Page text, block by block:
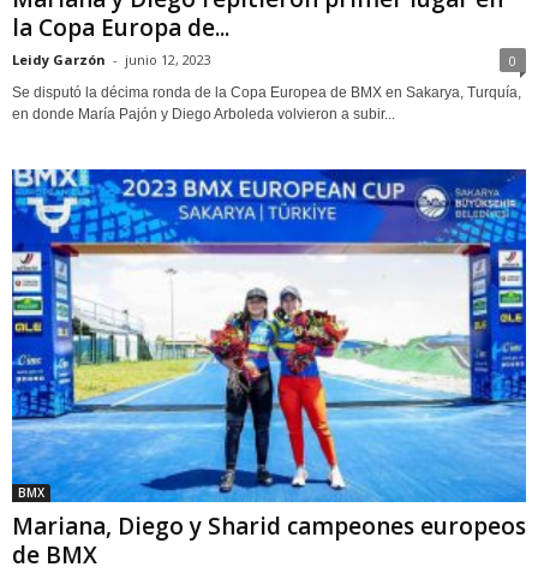
la Copa Europa de...
Leidy Garzón - junio 12, 2023 0
Se disputó la décima ronda de la Copa Europea de BMX en Sakarya, Turquía,
en donde María Pajón y Diego Arboleda volvieron a subir...
BMX
Mariana, Diego y Sharid campeones europeos
de BMX